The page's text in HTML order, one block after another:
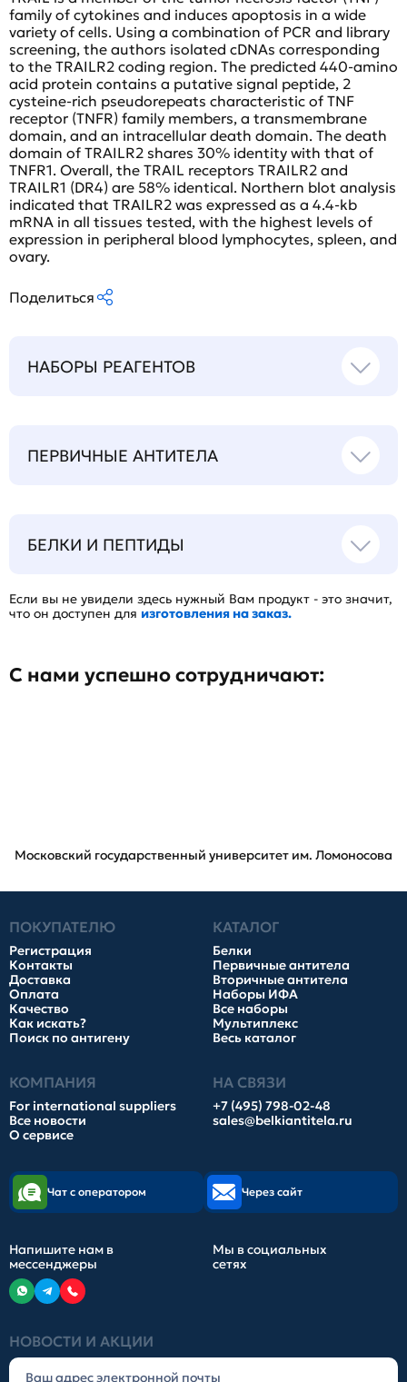
family of cytokines and induces apoptosis in a wide
variety of cells. Using a combination of PCR and library
screening, the authors isolated cDNAs corresponding
to the TRAILR2 coding region. The predicted 440-amino
acid protein contains a putative signal peptide, 2
cysteine-rich pseudorepeats characteristic of TNF
receptor (TNFR) family members, a transmembrane
domain, and an intracellular death domain. The death
domain of TRAILR2 shares 30% identity with that of
TNFR1. Overall, the TRAIL receptors TRAILR2 and
TRAILR1 (DR4) are 58% identical. Northern blot analysis
indicated that TRAILR2 was expressed as a 4.4-kb
mRNA in all tissues tested, with the highest levels of
expression in peripheral blood lymphocytes, spleen, and
ovary.
Поделиться
НАБОРЫ РЕАГЕНТОВ
ПЕРВИЧНЫЕ АНТИТЕЛА
БЕЛКИ И ПЕПТИДЫ
Если вы не увидели здесь нужный Вам продукт - это значит,
что он доступен для изготовления на заказ.
С нами успешно сотрудничают:
Московский государственный университет им. Ломоносова
ПОКУПАТЕЛЮ
Регистрация
Контакты
Доставка
Оплата
Качество
Как искать?
Поиск по антигену
КАТАЛОГ
Белки
Первичные антитела
Вторичные антитела
Наборы ИФА
Все наборы
Мультиплекс
Весь каталог
КОМПАНИЯ
For international suppliers
Все новости
О сервисе
НА СВЯЗИ
+7 (495) 798-02-48
sales@belkiantitela.ru
НОВОСТИ И АКЦИИ
Чат с оператором Через сайт
Напишите нам в
мессенджеры
Мы в социальных
сетях